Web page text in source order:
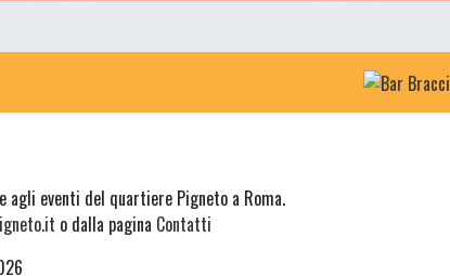
agli eventi del quartiere Pigneto a Roma.
o dalla pagina Contatti